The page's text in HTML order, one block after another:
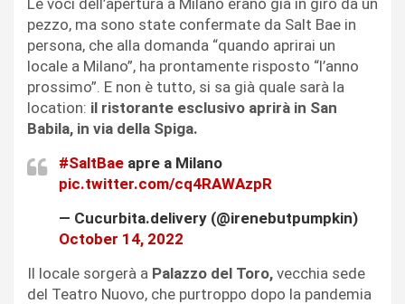
pezzo, ma sono state confermate da Salt Bae in
persona, che alla domanda “quando aprirai un
locale a Milano”, ha prontamente risposto “l’anno
prossimo”. E non è tutto, si sa già quale sarà la
location: il ristorante esclusivo aprirà in San
Babila, in via della Spiga.
#SaltBae apre a Milano
pic.twitter.com/cq4RAWAzpR
— Cucurbita.delivery (@irenebutpumpkin)
October 14, 2022
Il locale sorgerà a Palazzo del Toro, vecchia sede
del Teatro Nuovo, che purtroppo dopo la pandemia